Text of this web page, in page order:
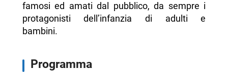
famosi ed amati dal pubblico, da sempre i
protagonisti dell’infanzia di adulti e
bambini.
Programma